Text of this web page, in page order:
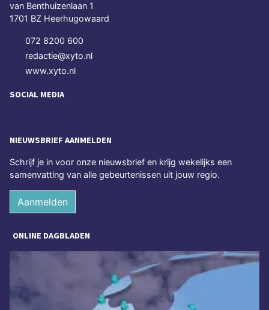
van Benthuizenlaan 1
1701 BZ Heerhugowaard
072 8200 600
redactie@xyto.nl
www.xyto.nl
SOCIAL MEDIA
NIEUWSBRIEF AANMELDEN
Schrijf je in voor onze nieuwsbrief en krijg wekelijks een
samenvatting van alle gebeurtenissen uit jouw regio.
Aanmelden
ONLINE DAGBLADEN